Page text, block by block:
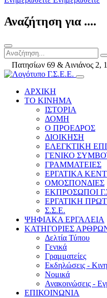
Αναζήτηση για ....
Πατησίων 69 & Αινιάνος 2,
ΑΡΧΙΚΗ
ΤΟ ΚΙΝΗΜΑ
ΙΣΤΟΡΙΑ
ΔΟΜΗ
Ο ΠΡΟΕΔΡΟΣ
ΔΙΟΙΚΗΣΗ
ΕΛΕΓΚΤΙΚΗ
ΓΕΝΙΚΟ
ΓΡΑΜΜΑΤΕΙΕΣ
ΕΡΓΑΤΙΚΑ
ΟΜΟΣΠΟΝΔΙΕΣ
ΕΚΠΡΟΣΩΠΟΙ
ΕΡΓΑΤΙΚΗ
Σ.Σ.Ε.
ΨΗΦΙΑΚΑ ΕΡΓΑΛΕΙΑ
ΚΑΤΗΓΟΡΙΕΣ
Δελτία Τύπου
Γενικά
Γραμματείες
Εκδηλώσεις -
Νομικά
Ανακοινώσεις -
ΕΠΙΚΟΙΝΩΝΙΑ